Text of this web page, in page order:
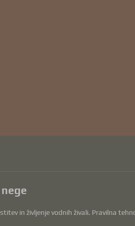
in življenje vodnih živali. Pravilna